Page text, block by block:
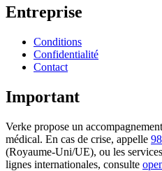
Entreprise
Conditions
Confidentialité
Contact
Important
Verke propose un
médical. En cas de crise, appelle
(Royaume-Uni/UE), ou les
lignes internationales, consulte